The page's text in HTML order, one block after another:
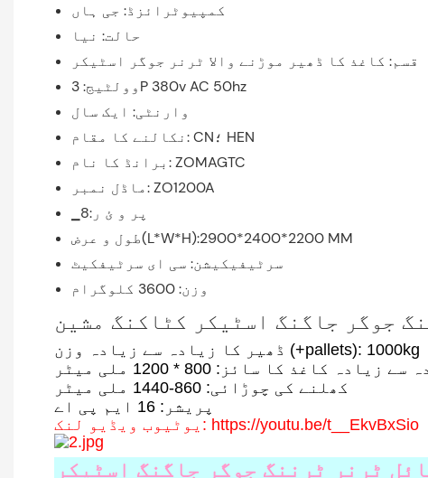
کمپیوٹرائزڈ: جی ہاں
حالت: نیا
قسم: کاغذ کا ڈھیر موڑنے والا ٹرنر جوگر اسٹیکر
وولٹیج: 3P 380v AC 50hz
وارنٹی: ایک سال
نکالنے کا مقام: CN؛ HEN
برانڈ کا نام: ZOMAGTC
ماڈل نمبر: ZO1200A
▁پر و ئ ر:8
طول و عرض(L*W*H):2900*2400*2200 MM
سرٹیفیکیشن: سی ای سرٹیفکیٹ
وزن: 3600 کلوگرام
جوگر جاگنگ اسٹیکر کٹاکنگ مشین
ڈھیر کا زیادہ سے زیادہ وزن (+pallets): 1000kg
کھلنے کی چوڑائی: 860-1440 ملی میٹر
پریشر: 16 ایم پی اے
یوٹیوب ویڈیو لنک: https://youtu.be/t__EkvBxSio